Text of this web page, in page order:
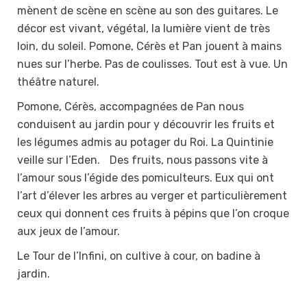
mènent de scène en scène au son des guitares. Le
décor est vivant, végétal, la lumière vient de très
loin, du soleil. Pomone, Cérès et Pan jouent à mains
nues sur l’herbe. Pas de coulisses. Tout est à vue. Un
théâtre naturel.
Pomone, Cérès, accompagnées de Pan nous
conduisent au jardin pour y découvrir les fruits et
les légumes admis au potager du Roi. La Quintinie
veille sur l’Eden. Des fruits, nous passons vite à
l’amour sous l’égide des pomiculteurs. Eux qui ont
l’art d’élever les arbres au verger et particulièrement
ceux qui donnent ces fruits à pépins que l’on croque
aux jeux de l’amour.
Le Tour de l’Infini, on cultive à cour, on badine à
jardin.